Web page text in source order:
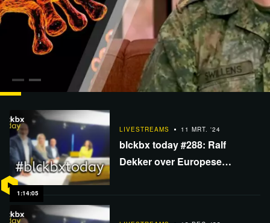
blckbx today #380: Lablek corona onthuld | Autoluwe
stad treft bedrijven | Maurice peilt…
1:14:05
LIVESTREAMS 11 MRT. '24
blckbx today #288: Ralf
Dekker over Europese